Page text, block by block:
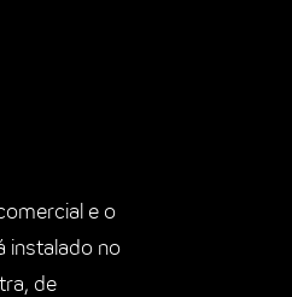
e o
instalado no
de